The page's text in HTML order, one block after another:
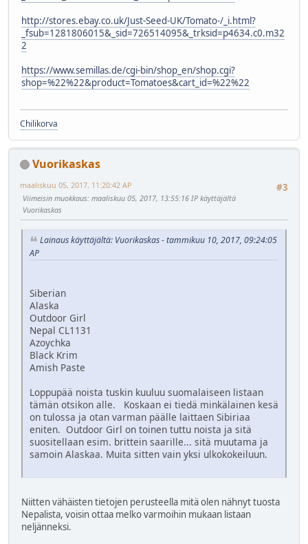
http://stores.ebay.co.uk/Just-Seed-UK/Tomato-/_i.html?
_fsub=1281806015&_sid=726514095&_trksid=p4634.c0.m32
2
https://www.semillas.de/cgi-bin/shop_en/shop.cgi?
shop=%22%22&product=Tomatoes&cart_id=%22%22
Chilikorva
Vuorikaskas
#3
maaliskuu 05, 2017, 11:20:42 AP
Viimeisin muokkaus: maaliskuu 05, 2017, 13:55:16 IP käyttäjältä
Vuorikaskas
Lainaus käyttäjältä: Vuorikaskas - tammikuu 10, 2017, 09:24:05
AP
Siberian
Alaska
Outdoor Girl
Nepal CL1131
Azoychka
Black Krim
Amish Paste
Loppupää noista tuskin kuuluu suomalaiseen listaan
tämän otsikon alle. Koskaan ei tiedä minkälainen kesä
on tulossa ja otan varman päälle laittaen Sibiriaa
eniten. Outdoor Girl on toinen tuttu noista ja sitä
suositellaan esim. brittein saarille... sitä muutama ja
samoin Alaskaa. Muita sitten vain yksi ulkokokeiluun.
Niitten vähäisten tietojen perusteella mitä olen nähnyt tuosta
Nepalista, voisin ottaa melko varmoihin mukaan listaan
neljänneksi.